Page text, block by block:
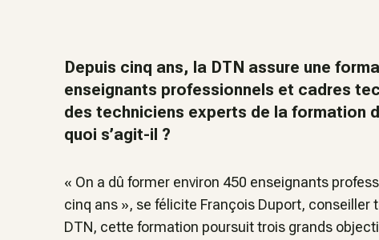
Depuis cinq ans, la DTN assure une
enseignants professionnels et cadres
des techniciens experts de la formation
quoi s’agit-il ?
« On a dû former environ 450 enseignants
cinq ans », se félicite François Duport, conseiller
DTN, cette formation poursuit trois grands